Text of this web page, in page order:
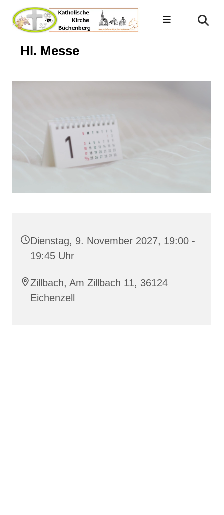
Hl. Messe
Dienstag, 9. November 2027, 19:00 -
19:45 Uhr
Zillbach, Am Zillbach 11, 36124
Eichenzell